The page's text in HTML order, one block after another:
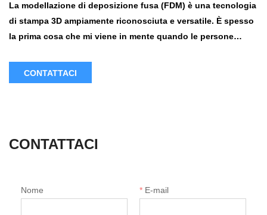
La modellazione di deposizione fusa (FDM) è una tecnologia
di stampa 3D ampiamente riconosciuta e versatile. È spesso
la prima cosa che mi viene in mente quando le persone
CONTATTACI
CONTATTACI
Nome * E-mail